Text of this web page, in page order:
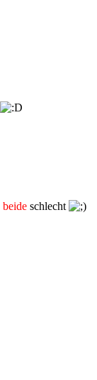
beide schlecht